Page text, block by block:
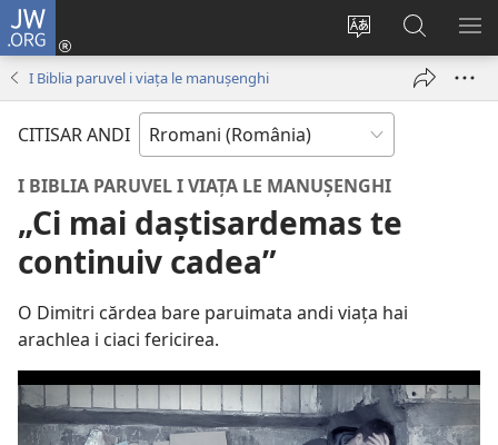
JW.ORG
Paruv
le
site-
oschi
Loghisao-
tu
window)
Rode
po
JW.ORG
I Biblia paruvel i viața le manușenghi
CITISAR ANDI
I BIBLIA PARUVEL I VIAȚA LE MANUȘENGHI
„Ci mai daștisardemas te
continuiv cadea”
O Dimitri cărdea bare paruimata andi viața hai
arachlea i ciaci fericirea.